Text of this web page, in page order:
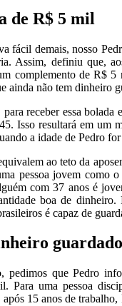
de R$ 5 mil
fácil demais, nosso
Assim, definiu que,
complemento de R$ 5
ainda não tem dinheiro
receber essa bolada
Isso resultará em um
a idade de Pedro
ao teto da
pessoa jovem como
com 37 anos é
boa de dinheiro.
é capaz de
pedimos que Pedro
Para uma pessoa
15 anos de trabalho,